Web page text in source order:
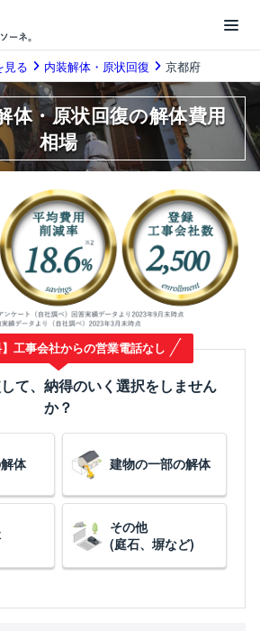
見る 内装解体・原状回復 京都府
体・原状回復の解体費用
相場
工事会社からの営業電話なし
て、納得のいく選択をしません
か？
体 建物の一部の解体
その他
(庭石、塀など)